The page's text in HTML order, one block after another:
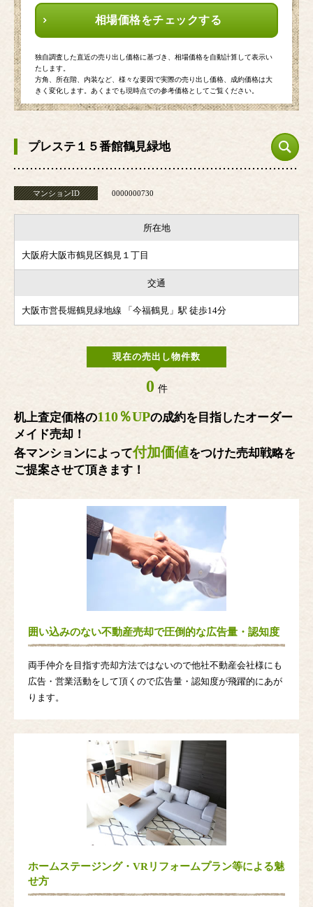
相場価格をチェックする
独自調査した直近の売り出し価格に基づき、相場価格を自動計算して表示い
たします。
方角、所在階、内装など、様々な要因で実際の売り出し価格、成約価格は大
きく変化します。あくまでも現時点での参考価格としてご覧ください。
プレステ１５番館鶴見緑地
マンションID 0000000730
所在地
大阪府大阪市鶴見区鶴見１丁目
交通
大阪市営長堀鶴見緑地線 「今福鶴見」駅 徒歩14分
現在の売出し物件数
0 件
机上査定価格の110％UPの成約を目指したオーダー
メイド売却！
各マンションによって付加価値をつけた売却戦略を
ご提案させて頂きます！
囲い込みのない不動産売却で圧倒的な広告量・認知度
両手仲介を目指す売却方法ではないので他社不動産会社様にも
広告・営業活動をして頂くので広告量・認知度が飛躍的にあが
ります。
ホームステージング・VRリフォームプラン等による魅
せ方